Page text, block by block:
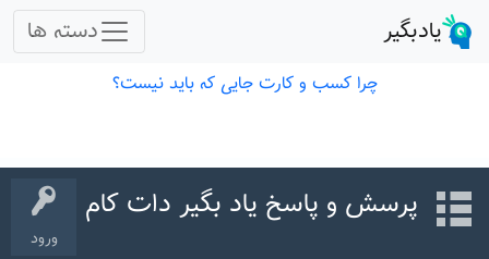
ورود
پرسش و پاسخ یاد بگیر دات کام